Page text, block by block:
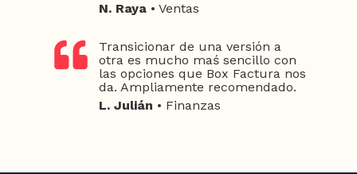
N. Raya • Ventas
Transicionar de una versión a
otra es mucho maś sencillo con
las opciones que Box Factura nos
da. Ampliamente recomendado.
L. Julián • Finanzas